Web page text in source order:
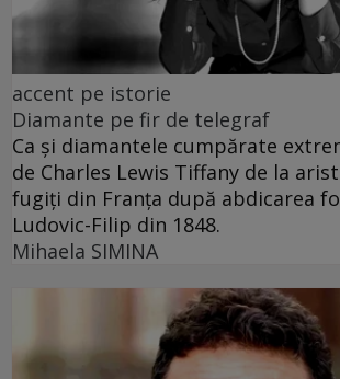
accent pe istorie
Diamante pe fir de telegraf
Ca și diamantele cumpărate
de Charles Lewis Tiffany de la
fugiți din Franța după abdicarea
Ludovic-Filip din 1848.
Mihaela SIMINA